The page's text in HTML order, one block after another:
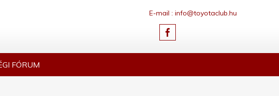
E-mail : info@toyotaclub.hu
FÓRUM